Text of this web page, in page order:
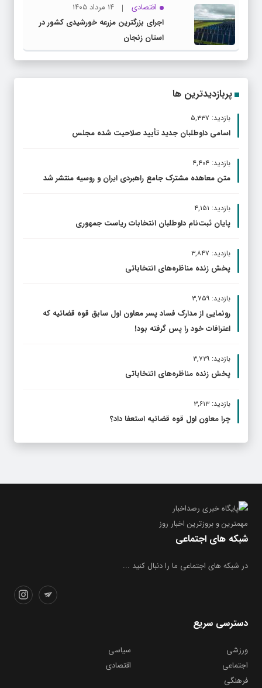
اقتصادی
۱۴ مرداد ۱۴۰۵
اجرای بزرگترین مزرعه خورشیدی کشور در
استان زنجان
پربازدیدترین ها
بازدید: ۵,۳۳۷
اسامی داوطلبان جدید تأیید صلاحیت شده مجلس
بازدید: ۴,۴۰۴
متن معاهده مشترک جامع راهبردی ایران و روسیه منتشر شد
بازدید: ۴,۱۵۱
پایان ثبت‌نام داوطلبان انتخابات ریاست جمهوری
بازدید: ۳,۸۴۷
پخش زنده مناظره‌های انتخاباتی
بازدید: ۳,۷۵۹
رونمایی از مدارک فساد پسر معاون اول سابق قوه قضائیه که
اعترافات خود را پس گرفته بود!
بازدید: ۳,۷۲۹
پخش زنده مناظره‌های انتخاباتی
بازدید: ۳,۶۱۳
چرا معاون اول قوه قضائیه استعفا داد؟
مهمترین و بروز‌ترین اخبار روز
شبکه های اجتماعی
در شبکه های اجتماعی ما را دنبال کنید ...
دسترسی سریع
ورزشی
سیاسی
اجتماعی
اقتصادی
فرهنگی